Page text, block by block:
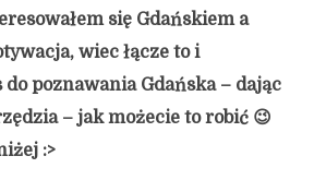
się Gdańskiem a
wiec łącze to i
poznawania Gdańska – dając
– jak możecie to robić 😉
:>